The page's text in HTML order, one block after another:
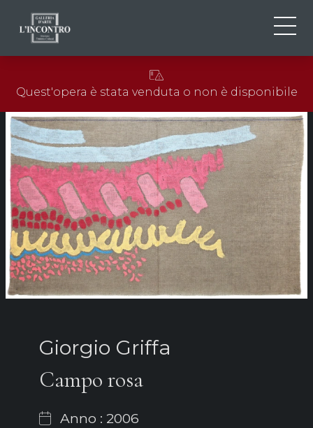
EN
FR
NEWS ED EVENTI
ARTISTI E OPERE
MOSTRE
CONTATTI
Quest'opera è stata venduta o non è disponibile
Giorgio Griffa
Campo rosa
Anno : 2006